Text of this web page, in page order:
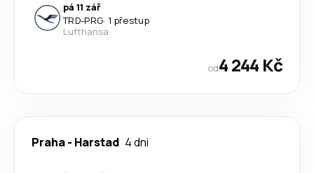
pá 11 zář
TRD-PRG· 1 přestup
Lufthansa
od4 244 Kč
Praha- Harstad 4 dni